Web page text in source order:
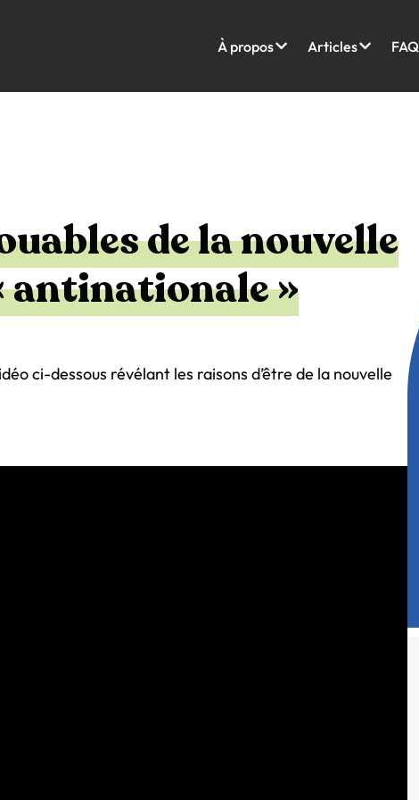
À propos Articles FAQ
de la nouvelle
antinationale »
ci-dessous révélant les raisons d’être de la nouvelle